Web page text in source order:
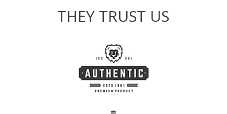
THEY TRUST US